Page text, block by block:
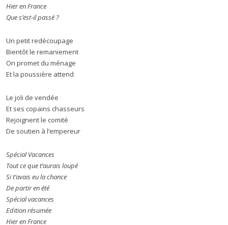
Hier en France
Que s’est-il passé ?
Un petit redécoupage
Bientôt le remaniement
On promet du ménage
Et la poussière attend
Le joli de vendée
Et ses copains chasseurs
Rejoignent le comité
De soutien à l’empereur
Spécial Vacances
Tout ce que t’aurais loupé
Si t’avais eu la chance
De partir en été
Spécial vacances
Edition résumée
Hier en France